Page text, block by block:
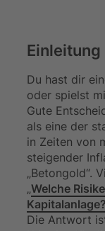
Einleitung
Du hast dir
oder spielst
Gute
als eine der
in Zeiten von
steigender
„Betongold“.
„Welche
Kapitalanlage?
Die Antwort